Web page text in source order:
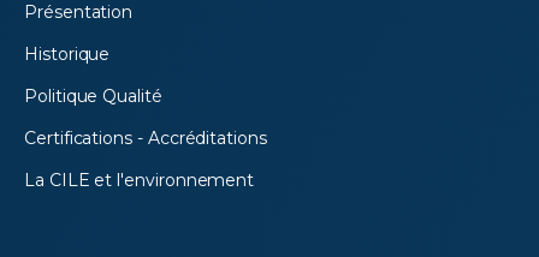
Présentation
Historique
Politique Qualité
Certifications - Accréditations
La CILE et l'environnement